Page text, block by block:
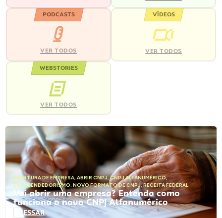
PODCASTS
VER TODOS
VÍDEOS
VER TODOS
WEBSTORIES
VER TODOS
ABERTURA DE EMPRESA, ABRIR CNPJ,CNPJ ALFANUMÉRICO,
EMPREENDEDORISMO, NOVO FORMATO DE CNPJ,RECEITA FEDERAL
Vai abrir uma empresa? Entenda como
funciona o novo CNPJ Alfanumérico
ACESSAR